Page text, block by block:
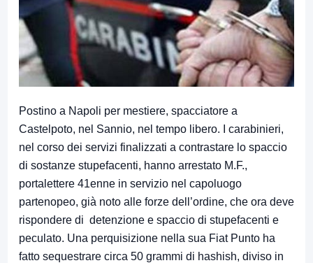
Postino a Napoli per mestiere, spacciatore a
Castelpoto, nel Sannio, nel tempo libero. I carabinieri,
nel corso dei servizi finalizzati a contrastare lo spaccio
di sostanze stupefacenti, hanno arrestato M.F.,
portalettere 41enne in servizio nel capoluogo
partenopeo, già noto alle forze dell’ordine, che ora deve
rispondere di detenzione e spaccio di stupefacenti e
peculato. Una perquisizione nella sua Fiat Punto ha
fatto sequestrare circa 50 grammi di hashish, diviso in